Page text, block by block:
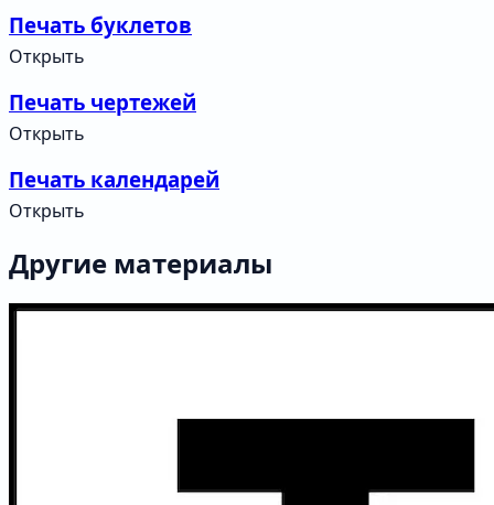
Печать буклетов
Открыть
Печать чертежей
Открыть
Печать календарей
Открыть
Другие материалы